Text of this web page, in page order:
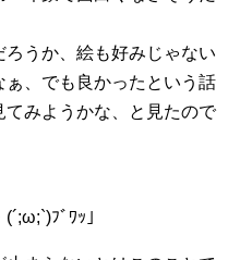
うか、絵も好みじゃない
ぁ、でも良かったという話
みようかな、と見たので
ﾌﾞﾜｯ」